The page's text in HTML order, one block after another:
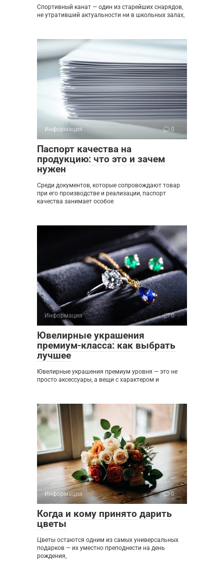
Спортивный канат — один из старейших снарядов,
не утративший актуальности ни в школьных залах,
Информация 0
Паспорт качества на
продукцию: что это и зачем
нужен
Среди документов, которые сопровождают товар
при его производстве и реализации, паспорт
качества занимает особое
Информация 0
Ювелирные украшения
премиум-класса: как выбрать
лучшее
Ювелирные украшения премиум уровня — это не
просто аксессуары, а вещи с характером и
Информация 0
Когда и кому принято дарить
цветы
Цветы остаются одним из самых универсальных
подарков — их уместно преподнести на день
рождения,